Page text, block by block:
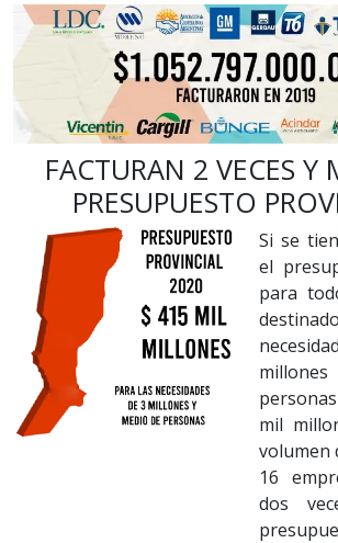
FACTURAN 2 VECES Y
PRESUPUESTO
Si se
el
para
mil
volumen
16
dos